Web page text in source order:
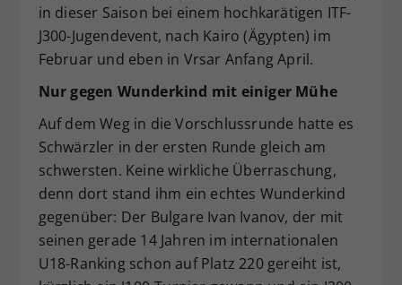
in dieser Saison bei einem hochkarätigen ITF-
J300-Jugendevent, nach Kairo (Ägypten) im
Februar und eben in Vrsar Anfang April.
Nur gegen Wunderkind mit einiger Mühe
Auf dem Weg in die Vorschlussrunde hatte es
Schwärzler in der ersten Runde gleich am
schwersten. Keine wirkliche Überraschung,
denn dort stand ihm ein echtes Wunderkind
gegenüber: Der Bulgare Ivan Ivanov, der mit
seinen gerade 14 Jahren im internationalen
U18-Ranking schon auf Platz 220 gereiht ist,